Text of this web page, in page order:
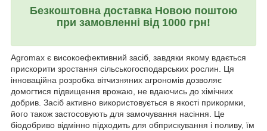
Безкоштовна доставка Новою поштою
при замовленні від 1000 грн!
Agromax є високоефективний засіб, завдяки якому вдається
прискорити зростання сільськогосподарських рослин. Ця
інноваційна розробка вітчизняних агрономів дозволяє
домогтися підвищення врожаю, не вдаючись до хімічних
добрив. Засіб активно використовується в якості прикормки,
його також застосовують для замочування насіння. Це
біодобриво відмінно підходить для обприскування і поливу, їм